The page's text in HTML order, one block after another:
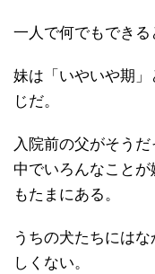
一人で何でもできる
妹は「いやいや期
じだ。
入院前の父がそう
中でいろんなこと
もたまにある。
うちの犬たちには
しくない。